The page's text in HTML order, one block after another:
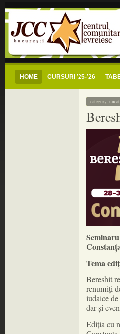
centrul
jcc bucuresti – centrul comunitar
HOME CURSURI ’25-’26
category:
Tema
Bereshit
renumiți
iudaice
dar și
Ediția cu